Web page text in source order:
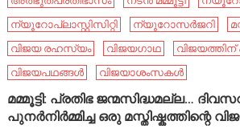
ന്യൂറോപ്ലാസ്റ്റിസിറ്റി
ന്യൂറോസർജറി
വിജയ രഹസ്യം
വിജയഗാഥ
വിജയത്തിന്
വിജയപഥങ്ങൾ
വിജയാശംസകൾ
മമ്മൂട്ടി: പ്രതിഭ ജന്മസിദ്ധമല്ല…
പുനർനിർമ്മിച്ച ഒരു മസ്തിഷ്കത്തിന്റെ